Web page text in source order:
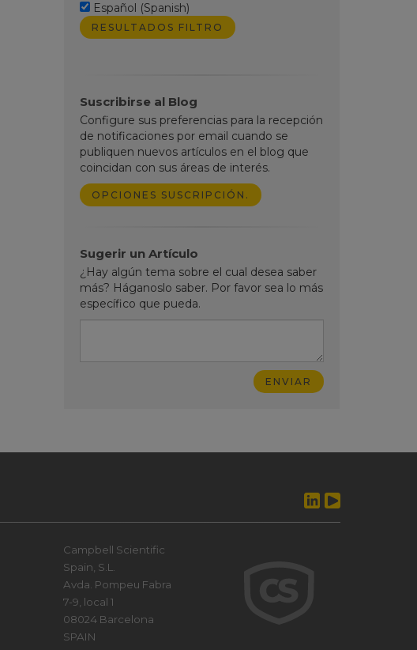
Español (Spanish)
Suscribirse al Blog
Configure sus preferencias para la recepción
de notificaciones por email cuando se
publiquen nuevos artículos en el blog que
coincidan con sus áreas de interés.
OPCIONES SUSCRIPCIÓN.
Sugerir un Artículo
¿Hay algún tema sobre el cual desea saber
más? Háganoslo saber. Por favor sea lo más
específico que pueda.
Campbell Scientific
Spain, S.L.
Avda. Pompeu Fabra
7-9, local 1
08024 Barcelona
SPAIN